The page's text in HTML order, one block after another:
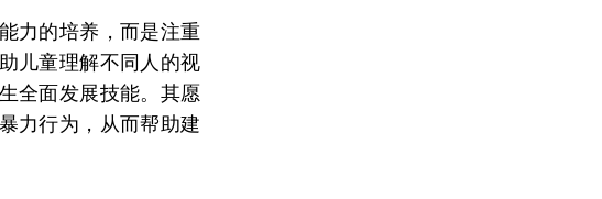
力的培养，而是注重
儿童理解不同人的视
全面发展技能。其愿
力行为，从而帮助建